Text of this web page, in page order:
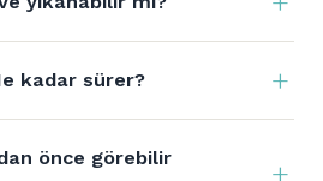
kadar sürer?
önce görebilir